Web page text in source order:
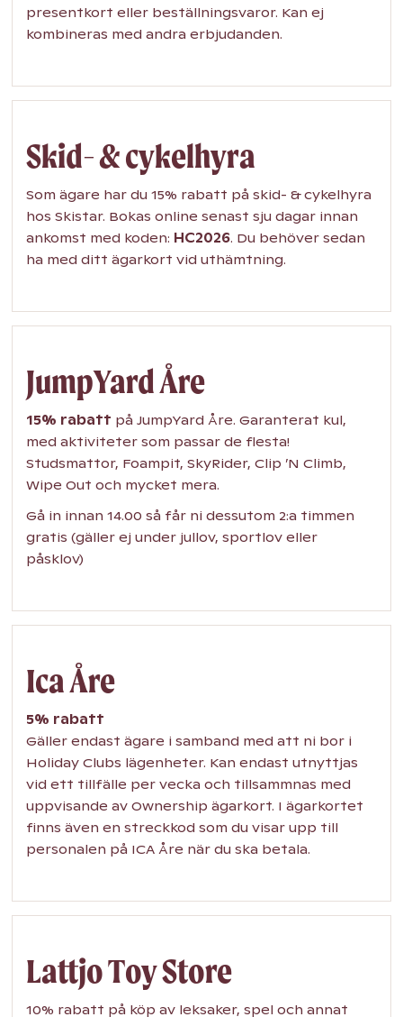
presentkort eller beställningsvaror. Kan ej
kombineras med andra erbjudanden.
Skid- & cykelhyra
Som ägare har du 15% rabatt på skid- & cykelhyra
hos Skistar. Bokas online senast sju dagar innan
ankomst med koden: HC2026. Du behöver sedan
ha med ditt ägarkort vid uthämtning.
JumpYard Åre
15% rabatt på JumpYard Åre. Garanterat kul,
med aktiviteter som passar de flesta!
Studsmattor, Foampit, SkyRider, Clip ’N Climb,
Wipe Out och mycket mera.
Gå in innan 14.00 så får ni dessutom 2:a timmen
gratis (gäller ej under jullov, sportlov eller
påsklov)
Ica Åre
5% rabatt
Gäller endast ägare i samband med att ni bor i
Holiday Clubs lägenheter. Kan endast utnyttjas
vid ett tillfälle per vecka och tillsammnas med
uppvisande av Ownership ägarkort. I ägarkortet
finns även en streckkod som du visar upp till
personalen på ICA Åre när du ska betala.
Lattjo Toy Store
10% rabatt på köp av leksaker, spel och annat